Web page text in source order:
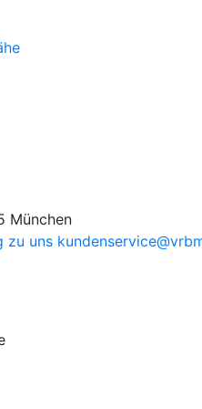
München
zu uns